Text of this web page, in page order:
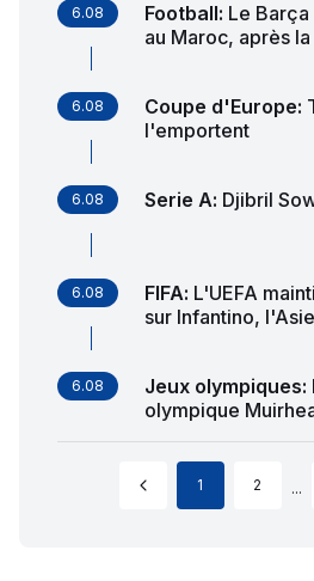
6.08 Football: Le Barça
au Maroc, après
6.08 Coupe d'Europe:
l'emportent
6.08 Serie A: Djibril
6.08 FIFA: L'UEFA
sur Infantino,
6.08 Jeux olympiques:
olympique
1 2 ...